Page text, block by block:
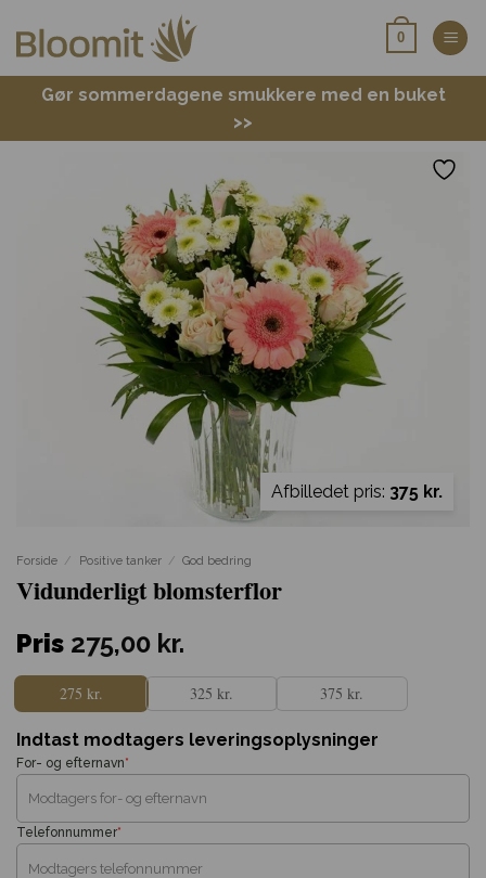
0
Gør sommerdagene smukkere med en buket
>>
Afbilledet pris: 375 kr.
Forside / Positive tanker / God bedring
Vidunderligt blomsterflor
Pris 275,00 kr.
275 kr. 325 kr. 375 kr.
Indtast modtagers leveringsoplysninger
*
For- og efternavn
*
Telefonnummer